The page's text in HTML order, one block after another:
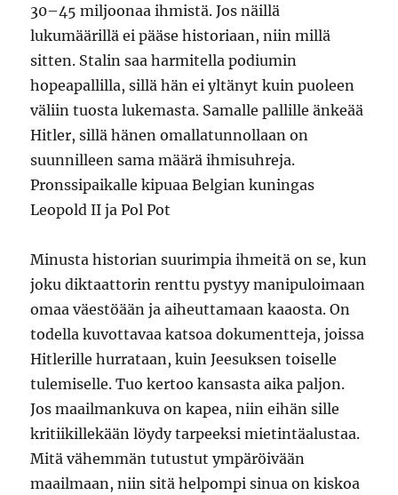
30–45 miljoonaa ihmistä. Jos näillä
lukumäärillä ei pääse historiaan, niin millä
sitten. Stalin saa harmitella podiumin
hopeapallilla, sillä hän ei yltänyt kuin puoleen
väliin tuosta lukemasta. Samalle pallille änkeää
Hitler, sillä hänen omallatunnollaan on
suunnilleen sama määrä ihmisuhreja.
Pronssipaikalle kipuaa Belgian kuningas
Leopold II ja Pol Pot
Minusta historian suurimpia ihmeitä on se, kun
joku diktaattorin renttu pystyy manipuloimaan
omaa väestöään ja aiheuttamaan kaaosta. On
todella kuvottavaa katsoa dokumentteja, joissa
Hitlerille hurrataan, kuin Jeesuksen toiselle
tulemiselle. Tuo kertoo kansasta aika paljon.
Jos maailmankuva on kapea, niin eihän sille
kritiikillekään löydy tarpeeksi mietintäalustaa.
Mitä vähemmän tutustut ympäröivään
maailmaan, niin sitä helpompi sinua on kiskoa